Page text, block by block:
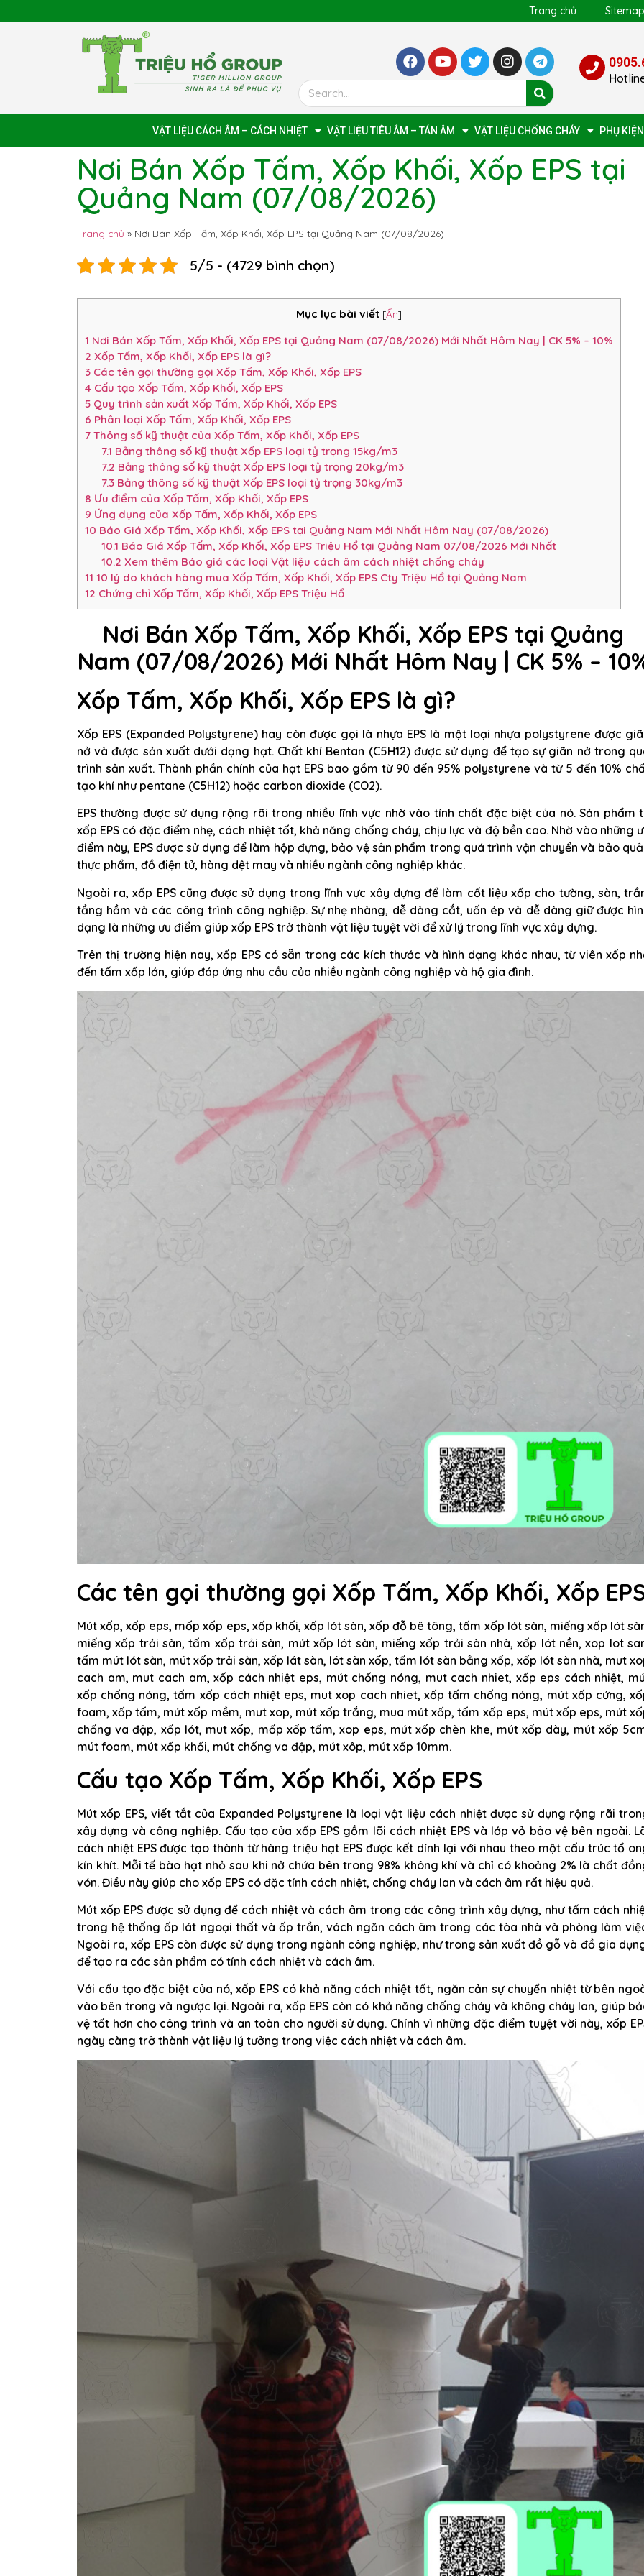
Trang chủ Sitemap
VẬT LIỆU CÁCH ÂM – CÁCH NHIỆT VẬT LIỆU TIÊU ÂM – TÁN ÂM VẬT LIỆU CHỐNG CHÁY PHỤ
Nơi Bán Xốp Tấm, Xốp Khối, Xốp EPS tại
Quảng Nam (07/08/2026)
Trang chủ » Nơi Bán Xốp Tấm, Xốp Khối, Xốp EPS tại Quảng Nam (07/08/2026)
5/5 - (4729 bình chọn)
Mục lục bài viết [Ẩn]
1 Nơi Bán Xốp Tấm, Xốp Khối, Xốp EPS tại Quảng Nam (07/08/2026) Mới Nhất Hôm Nay | CK 5% – 10%
2 Xốp Tấm, Xốp Khối, Xốp EPS là gì?
3 Các tên gọi thường gọi Xốp Tấm, Xốp Khối, Xốp EPS
4 Cấu tạo Xốp Tấm, Xốp Khối, Xốp EPS
5 Quy trình sản xuất Xốp Tấm, Xốp Khối, Xốp EPS
6 Phân loại Xốp Tấm, Xốp Khối, Xốp EPS
7 Thông số kỹ thuật của Xốp Tấm, Xốp Khối, Xốp EPS
7.1 Bảng thông số kỹ thuật Xốp EPS loại tỷ trọng 15kg/m3
7.2 Bảng thông số kỹ thuật Xốp EPS loại tỷ trọng 20kg/m3
7.3Bảng thông số kỹ thuật Xốp EPS loại tỷ trọng 30kg/m3
8 Ưu điểm của Xốp Tấm, Xốp Khối, Xốp EPS
9 Ứng dụng của Xốp Tấm, Xốp Khối, Xốp EPS
10 Báo Giá Xốp Tấm, Xốp Khối, Xốp EPS tại Quảng Nam Mới Nhất Hôm Nay (07/08/2026)
10.1 Báo Giá Xốp Tấm, Xốp Khối, Xốp EPS Triệu Hổ tại Quảng Nam 07/08/2026 Mới Nhất
10.2 Xem thêm Báo giá các loại Vật liệu cách âm cách nhiệt chống cháy
11 10 lý do khách hàng mua Xốp Tấm, Xốp Khối, Xốp EPS Cty Triệu Hổ tại Quảng Nam
12 Chứng chỉ Xốp Tấm, Xốp Khối, Xốp EPS Triệu Hổ
Nơi Bán Xốp Tấm, Xốp Khối, Xốp EPS tại Quảng
Nam (07/08/2026) Mới Nhất Hôm Nay | CK 5% –
Xốp Tấm, Xốp Khối, Xốp EPS là gì?
Xốp EPS (Expanded Polystyrene) hay còn được gọi là nhựa EPS là một loại nhựa polystyrene được
nở và được sản xuất dưới dạng hạt. Chất khí Bentan (C5H12) được sử dụng để tạo sự giãn nở trong
trình sản xuất. Thành phần chính của hạt EPS bao gồm từ 90 đến 95% polystyrene và từ 5 đến 10%
tạo khí như pentane (C5H12) hoặc carbon dioxide (CO2).
EPS thường được sử dụng rộng rãi trong nhiều lĩnh vực nhờ vào tính chất đặc biệt của nó. Sản phẩm
xốp EPS có đặc điểm nhẹ, cách nhiệt tốt, khả năng chống cháy, chịu lực và độ bền cao. Nhờ vào những
điểm này, EPS được sử dụng để làm hộp đựng, bảo vệ sản phẩm trong quá trình vận chuyển và bảo
thực phẩm, đồ điện tử, hàng dệt may và nhiều ngành công nghiệp khác.
Ngoài ra, xốp EPS cũng được sử dụng trong lĩnh vực xây dựng để làm cốt liệu xốp cho tường, sàn,
tầng hầm và các công trình công nghiệp. Sự nhẹ nhàng, dễ dàng cắt, uốn ép và dễ dàng giữ được
dạng là những ưu điểm giúp xốp EPS trở thành vật liệu tuyệt vời để xử lý trong lĩnh vực xây dựng.
Trên thị trường hiện nay, xốp EPS có sẵn trong các kích thước và hình dạng khác nhau, từ viên xốp
đến tấm xốp lớn, giúp đáp ứng nhu cầu của nhiều ngành công nghiệp và hộ gia đình.
Các tên gọi thường gọi Xốp Tấm, Xốp Khối, Xốp
Mút xốp, xốp eps, mốp xốp eps, xốp khối, xốp lót sàn, xốp đỗ bê tông, tấm xốp lót sàn, miếng xốp lót
miếng xốp trải sàn, tấm xốp trải sàn, mút xốp lót sàn, miếng xốp trải sàn nhà, xốp lót nền, xop lot
tấm mút lót sàn, mút xốp trải sàn, xốp lát sàn, lót sàn xốp, tấm lót sàn bằng xốp, xốp lót sàn nhà, mut
cach am, mut cach am, xốp cách nhiệt eps, mút chống nóng, mut cach nhiet, xốp eps cách nhiệt,
xốp chống nóng, tấm xốp cách nhiệt eps, mut xop cach nhiet, xốp tấm chống nóng, mút xốp cứng,
foam, xốp tấm, mút xốp mềm, mut xop, mút xốp trắng, mua mút xốp, tấm xốp eps, mút xốp eps, mút
chống va đập, xốp lót, mut xốp, mốp xốp tấm, xop eps, mút xốp chèn khe, mút xốp dày, mút xốp
mút foam, mút xốp khối, mút chống va đập, mút xôp, mút xốp 10mm.
Cấu tạo Xốp Tấm, Xốp Khối, Xốp EPS
Mút xốp EPS, viết tắt của Expanded Polystyrene là loại vật liệu cách nhiệt được sử dụng rộng rãi
xây dựng và công nghiệp. Cấu tạo của xốp EPS gồm lõi cách nhiệt EPS và lớp vỏ bảo vệ bên ngoài.
cách nhiệt EPS được tạo thành từ hàng triệu hạt EPS được kết dính lại với nhau theo một cấu trúc tổ
kín khít. Mỗi tế bào hạt nhỏ sau khi nở chứa bên trong 98% không khí và chỉ có khoảng 2% là chất
vón. Điều này giúp cho xốp EPS có đặc tính cách nhiệt, chống cháy lan và cách âm rất hiệu quả.
Mút xốp EPS được sử dụng để cách nhiệt và cách âm trong các công trình xây dựng, như tấm cách
trong hệ thống ốp lát ngoại thất và ốp trần, vách ngăn cách âm trong các tòa nhà và phòng làm
Ngoài ra, xốp EPS còn được sử dụng trong ngành công nghiệp, như trong sản xuất đồ gỗ và đồ gia
để tạo ra các sản phẩm có tính cách nhiệt và cách âm.
Với cấu tạo đặc biệt của nó, xốp EPS có khả năng cách nhiệt tốt, ngăn cản sự chuyển nhiệt từ bên
vào bên trong và ngược lại. Ngoài ra, xốp EPS còn có khả năng chống cháy và không cháy lan, giúp
vệ tốt hơn cho công trình và an toàn cho người sử dụng. Chính vì những đặc điểm tuyệt vời này, xốp
ngày càng trở thành vật liệu lý tưởng trong việc cách nhiệt và cách âm.